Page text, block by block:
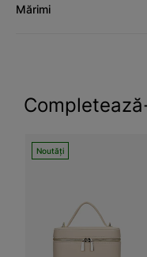
Mărimi
Noutăți